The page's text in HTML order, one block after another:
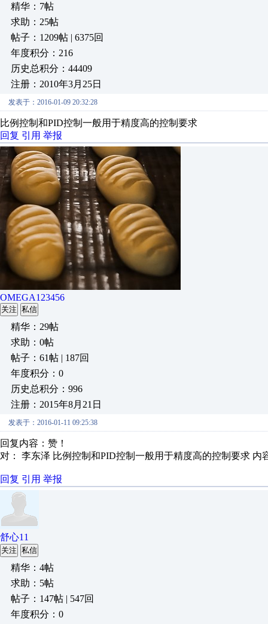
精华：7帖
求助：25帖
帖子：1209帖 | 6375回
年度积分：216
历史总积分：44409
注册：2010年3月25日
发表于：2016-01-09 20:32:28
比例控制和PID控制一般用于精度高的控制要求
回复 引用 举报
OMEGA123456
关注 私信
精华：29帖
求助：0帖
帖子：61帖 | 187回
年度积分：0
历史总积分：996
注册：2015年8月21日
发表于：2016-01-11 09:25:38
回复内容：赞！
对： 李东泽 比例控制和PID控制一般用于精度高的控制要求 内
回复 引用 举报
舒心11
关注 私信
精华：4帖
求助：5帖
帖子：147帖 | 547回
年度积分：0